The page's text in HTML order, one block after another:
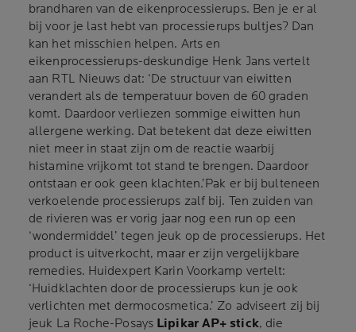
brandharen van de eikenprocessierups. Ben je er al
bij voor je last hebt van processierups bultjes? Dan
kan het misschien helpen. Arts en
eikenprocessierups-deskundige Henk Jans vertelt
aan RTL Nieuws dat: ‘De structuur van eiwitten
verandert als de temperatuur boven de 60 graden
komt. Daardoor verliezen sommige eiwitten hun
allergene werking. Dat betekent dat deze eiwitten
niet meer in staat zijn om de reactie waarbij
histamine vrijkomt tot stand te brengen. Daardoor
ontstaan er ook geen klachten.’Pak er bij bulteneen
verkoelende processierups zalf bij. Ten zuiden van
de rivieren was er vorig jaar nog een run op een
‘wondermiddel’ tegen jeuk op de processierups. Het
product is uitverkocht, maar er zijn vergelijkbare
remedies. Huidexpert Karin Voorkamp vertelt:
‘Huidklachten door de processierups kun je ook
verlichten met dermocosmetica.’ Zo adviseert zij bij
jeuk La Roche-Posays Lipikar AP+ stick, die